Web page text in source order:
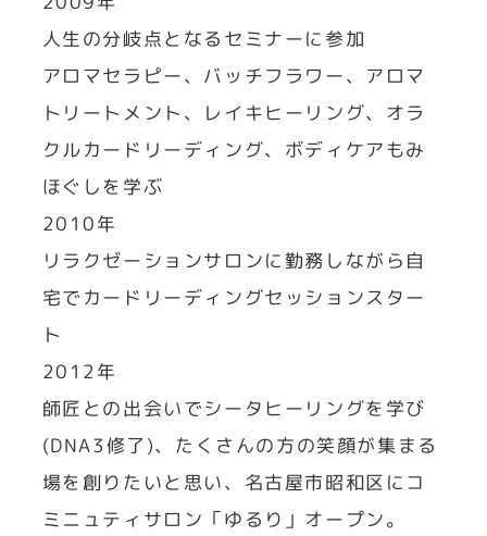
人生の分岐点となるセミナーに参加
アロマセラピー、バッチフラワー、アロマ
トリートメント、レイキヒーリング、オラ
クルカードリーディング、ボディケアもみ
ほぐしを学ぶ
2010年
リラクゼーションサロンに勤務しながら自
宅でカードリーディングセッションスター
ト
2012年
師匠との出会いでシータヒーリングを学び
(DNA3修了)、たくさんの方の笑顔が集まる
場を創りたいと思い、名古屋市昭和区にコ
ミニュティサロン「ゆるり」オープン。